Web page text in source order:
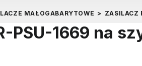
MAŁOGABARYTOWE > ZASILACZ
PSU-1669 na